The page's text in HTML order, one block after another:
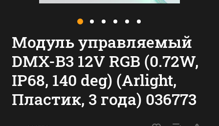
Модуль управляемый
DMX-B3 12V RGB (0.72W,
IP68, 140 deg) (Arlight,
Пластик, 3 года) 036773